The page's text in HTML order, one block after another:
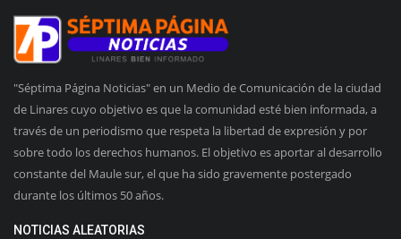
"Séptima Página Noticias" en un Medio de Comunicación de la ciudad
de Linares cuyo objetivo es que la comunidad esté bien informada, a
través de un periodismo que respeta la libertad de expresión y por
sobre todo los derechos humanos. El objetivo es aportar al desarrollo
constante del Maule sur, el que ha sido gravemente postergado
durante los últimos 50 años.
NOTICIAS ALEATORIAS